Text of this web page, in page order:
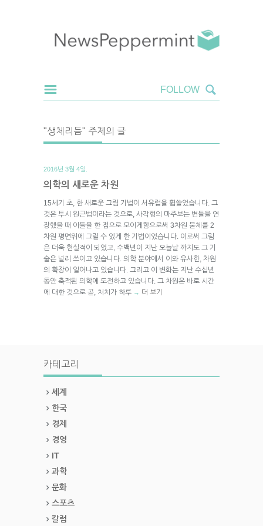
"생체리듬" 주제의 글
2016년 3월 4일.
의학의 새로운 차원
15세기 초, 한 새로운 그림 기법이 서유럽을 휩쓸었습니다. 그
것은 투시 원근법이라는 것으로, 사각형의 마주보는 변들을 연
장했을 때 이들을 한 점으로 모이게함으로써 3차원 물체를 2
차원 평면위에 그릴 수 있게 한 기법이었습니다. 이로써 그림
은 더욱 현실적이 되었고, 수백년이 지난 오늘날 까지도 그 기
술은 널리 쓰이고 있습니다. 의학 분야에서 이와 유사한, 차원
의 확장이 일어나고 있습니다. 그리고 이 변화는 지난 수십년
동안 축적된 의학에 도전하고 있습니다. 그 차원은 바로 시간
에 대한 것으로 곧, 처치가 하루 → 더 보기
카테고리
세계
한국
경제
경영
IT
과학
문화
스포츠
칼럼